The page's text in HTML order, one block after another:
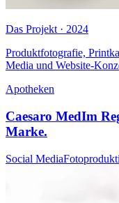
Das Projekt · 2024
Produktfotografie,
Media und Website-
Apotheken
Caesaro MedIm
Marke.
Social Media